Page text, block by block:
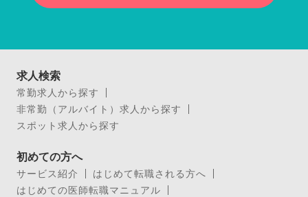
求人検索
常勤求人から探す
非常勤（アルバイト）求人から探す
スポット求人から探す
初めての方へ
サービス紹介
はじめて転職される方へ
はじめての医師転職マニュアル